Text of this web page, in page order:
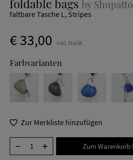
foldable bags by Shupatto
faltbare Tasche L, Stripes
€ 33,00 inkl. MwSt.
Farbvarianten
Zur Merkliste hinzufügen